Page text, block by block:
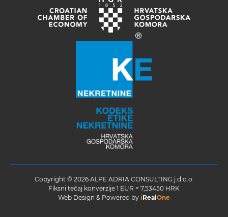
Copyright © 2026 ALPE ADRIA CONSULTING j.d.o.o.
Fiksni tečaj konverzije 1 EUR = 7,53450 HRK
Web Design & Powered by iReal One